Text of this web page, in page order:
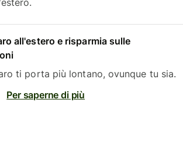
all'estero e risparmia sulle
ti porta più lontano, ovunque tu sia.
Per saperne di più